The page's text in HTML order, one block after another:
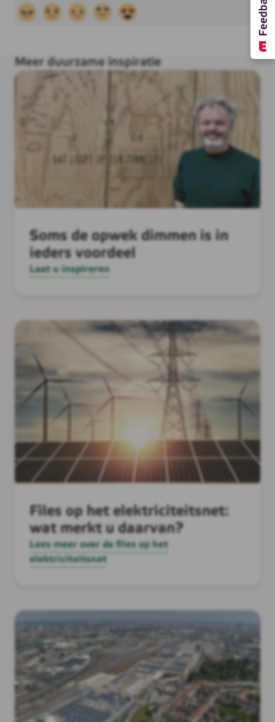
Meer duurzame inspiratie
Soms de opwek dimmen is in
ieders voordeel
Laat u inspireren
Files op het elektriciteitsnet:
wat merkt u daarvan?
Lees meer over de files op het
elektriciteitsnet